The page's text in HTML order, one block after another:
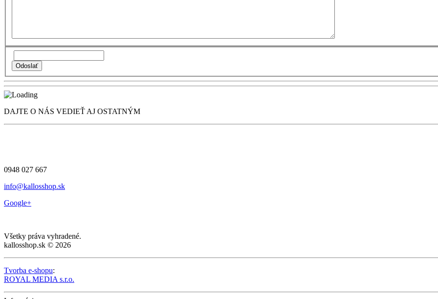
DAJTE O NÁS VEDIEŤ AJ OSTATNÝM
0948 027 667
info@kallosshop.sk
Google+
Všetky práva vyhradené.
kallosshop.sk © 2026
Tvorba e-shopu:
ROYAL MEDIA s.r.o.